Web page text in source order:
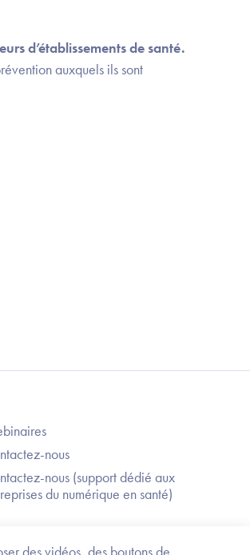
d’établissements de santé.
auxquels ils sont
Right ANS
nous
nous (support dédié aux
du numérique en santé)